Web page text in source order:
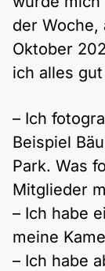
der Woche,
Oktober
ich alles
– Ich
Beispiel
Park. Was
Mitglieder
– Ich habe
meine
– Ich habe